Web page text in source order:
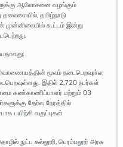
ஆலோசனை வழங்கும்
தலைமையில், தமிழ்நாடு
கூட்டம் இன்று
மூலம் நடைபெறவுள்ள
இதில் 2,720 நபர்கள்
கண்காணிப்பாளர் மற்றும் 03
தேர்வு நேரத்தில்
பயிற்சி வகுப்புகள்
நுட்ப கல்லூரி, பெரம்பலூர் அரசு